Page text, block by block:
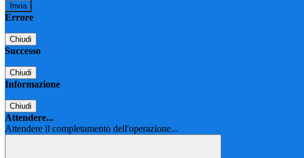
Errore
Chiudi
Successo
Chiudi
Informazione
Chiudi
Attendere...
Attendere il completamento dell'operazione...